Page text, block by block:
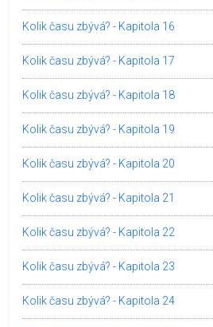
Kolik času zbývá? - Kapitola 16
Kolik času zbývá? - Kapitola 17
Kolik času zbývá? - Kapitola 18
Kolik času zbývá? - Kapitola 19
Kolik času zbývá? - Kapitola 20
Kolik času zbývá? - Kapitola 21
Kolik času zbývá? - Kapitola 22
Kolik času zbývá? - Kapitola 23
Kolik času zbývá? - Kapitola 24